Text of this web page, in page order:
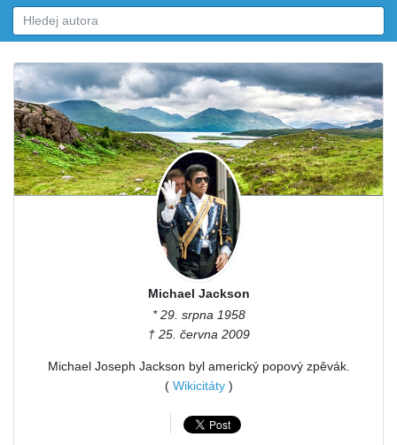
Michael Jackson
* 29. srpna 1958
† 25. června 2009
Michael Joseph Jackson byl americký popový zpěvák.
( Wikicitáty)